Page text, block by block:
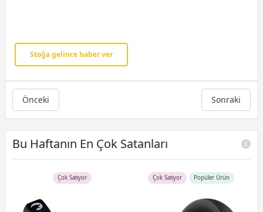
Stoğa gelince haber ver
Önceki Sonraki
Bu Haftanın En Çok Satanları
Çok Satıyor Çok Satıyor Popüler Ürün